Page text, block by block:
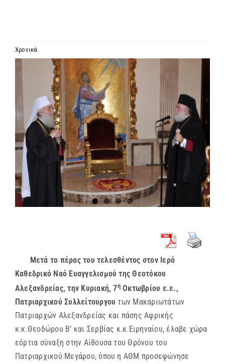
ΕΝΗΜΕΡΩΣΗ
ΣΥΝΔΕΣΕΙΣ
Χρονικά
μεγαλύτερης
Μετά το πέρας του τελεσθέντος στον Ιερό
Καθεδρικό Ναό Ευαγγελισμού της Θεοτόκου
Αλεξανδρείας, την Κυριακή, 7ηΟκτωβρίου ε.ε.,
Πατριαρχικού Συλλείτουργου των Μακαριωτάτων
Πατριαρχών Αλεξανδρείας και πάσης Αφρικής
κ.κ.Θεοδώρου Β’ και Σερβίας κ.κ.Ειρηναίου, έλαβε χώρα
εόρτια σύναξη στην Αίθουσα του Θρόνου του
Πατριαρχικού Μεγάρου, όπου η ΑΘΜ προσεφώνησε